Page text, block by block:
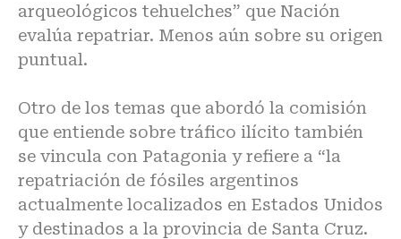
arqueológicos tehuelches” que Nación
evalúa repatriar. Menos aún sobre su origen
puntual.
Otro de los temas que abordó la comisión
que entiende sobre tráfico ilícito también
se vincula con Patagonia y refiere a “la
repatriación de fósiles argentinos
actualmente localizados en Estados Unidos
y destinados a la provincia de Santa Cruz.